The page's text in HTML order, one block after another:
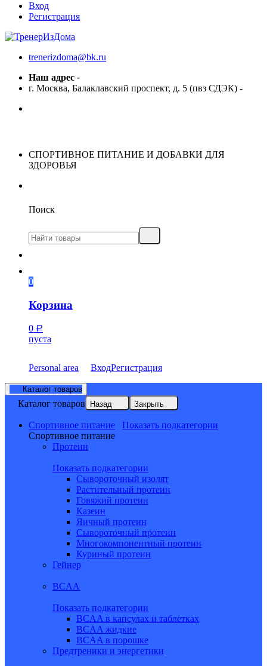
Вход
Регистрация
trenerizdoma@bk.ru
Наш адрес -
г. Москва, Балаклавский проспект, д. 5 (пвз СДЭК) -
СПОРТИВНОЕ ПИТАНИЕ И ДОБАВКИ ДЛЯ
ЗДОРОВЬЯ
Поиск
0
Корзина
0 Р
пуста
Personal area ВходРегистрация
Каталог товаров
Каталог товаров Назад Закрыть
Спортивное питание
Показать подкатегории
Спортивное питание
Протеин
Показать подкатегории
Сывороточный изолят
Растительный протеин
Говяжий протеин
Казеин
Яичный протеин
Сывороточный протеин
Многокомпонентный протеин
Куриный протеин
Гейнер
BCAA
Показать подкатегории
BCAA в капсулах и таблетках
BCAA жидкие
BCAA в порошке
Предтреники и энергетики